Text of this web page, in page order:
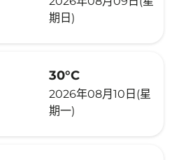
期日)
30°C
2026年08月10日(星
期一)